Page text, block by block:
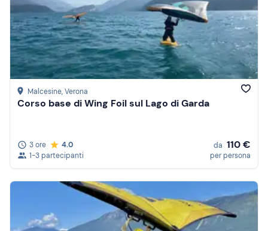
Prezzo (crescente)
Prezzo (decrescente)
Recensioni
Malcesine, Verona
Corso base di Wing Foil sul Lago di Garda
3 ore
4.0
1-3 partecipanti
da 110 €
per persona